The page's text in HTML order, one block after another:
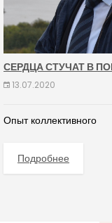
СЕРДЦА СТУЧАТ В
13.07.2020
Опыт коллективного
Подробнее